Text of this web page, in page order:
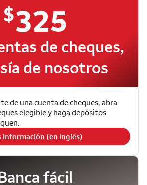
$325
de cheques,
de nosotros
de una cuenta de cheques, abra
elegible y haga depósitos
información (en inglés)
fácil